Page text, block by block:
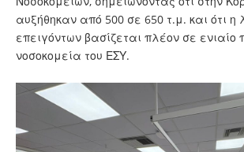
αυξήθηκαν από 500 σε 650 τ.μ. και ότι η
επειγόντων βασίζεται πλέον σε ενιαίο
νοσοκομεία του ΕΣΥ.